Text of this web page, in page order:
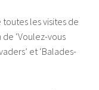
les visites de
‘Voulez-vous
et ‘Balades-